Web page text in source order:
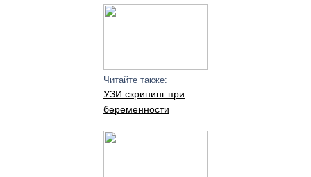
Читайте также:
УЗИ скрининг при
беременности